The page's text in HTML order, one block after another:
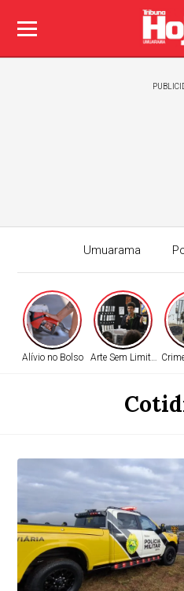
Umuarama
Alívio no Bolso Arte Sem Limites